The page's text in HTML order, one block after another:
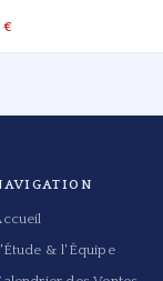
€
& l'Équipe